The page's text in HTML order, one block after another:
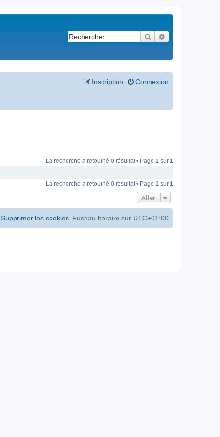
Rechercher
Connexion
Inscription
La recherche a retourné 0 résultat • Page 1 sur 1
La recherche a retourné 0 résultat • Page 1 sur 1
Aller
Fuseau horaire sur UTC+01:00
Supprimer les cookies